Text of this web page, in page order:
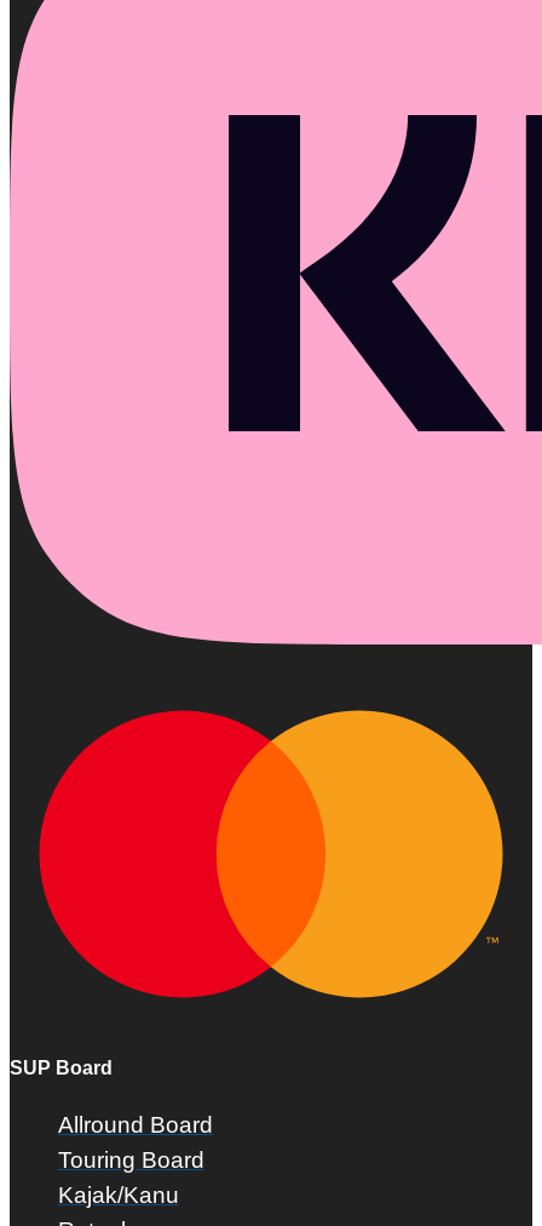
SUP Board
Allround Board
Touring Board
Kajak/Kanu